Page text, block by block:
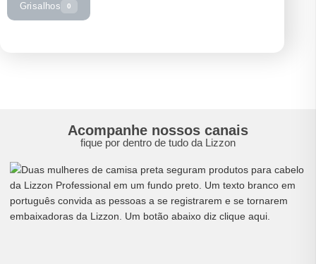
Grisalhos 0
Acompanhe nossos canais
fique por dentro de tudo da Lizzon